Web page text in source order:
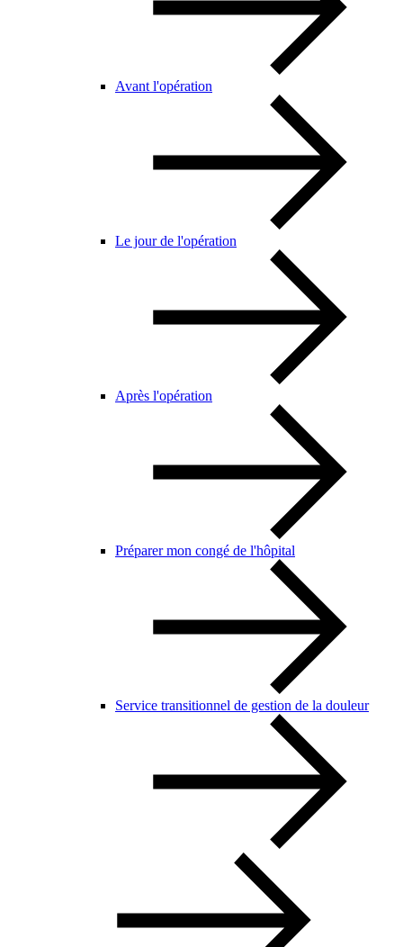
Avant l'opération
Le jour de l'opération
Après l'opération
Préparer mon congé de l'hôpital
Service transitionnel de gestion de la douleur